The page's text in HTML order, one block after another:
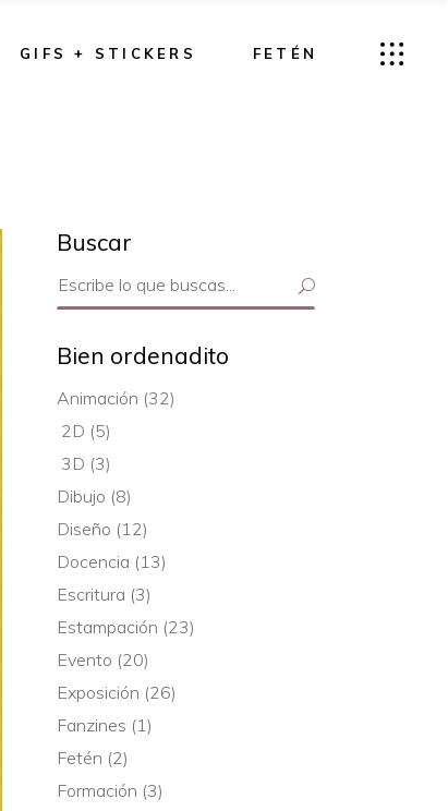
GIFS + STICKERS FETÉN
Buscar
Search
for:
Bien ordenadito
Animación (32)
2D (5)
3D (3)
Dibujo (8)
Diseño (12)
Docencia (13)
Escritura (3)
Estampación (23)
Evento (20)
Exposición (26)
Fanzines (1)
Fetén (2)
Formación (3)